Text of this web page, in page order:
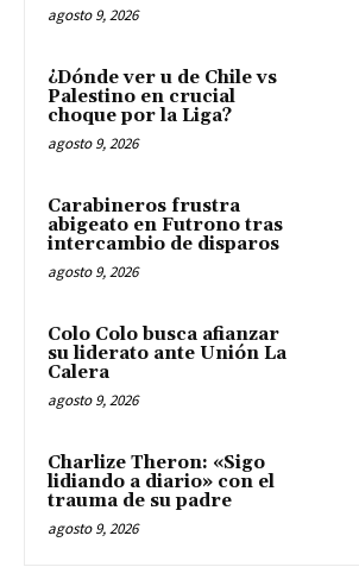
agosto 9, 2026
¿Dónde ver u de Chile vs
Palestino en crucial
choque por la Liga?
agosto 9, 2026
Carabineros frustra
abigeato en Futrono tras
intercambio de disparos
agosto 9, 2026
Colo Colo busca afianzar
su liderato ante Unión La
Calera
agosto 9, 2026
Charlize Theron: «Sigo
lidiando a diario» con el
trauma de su padre
agosto 9, 2026